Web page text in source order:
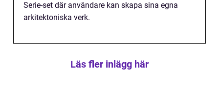
Serie-set där användare kan skapa sina egna
arkitektoniska verk.
Läs fler inlägg här